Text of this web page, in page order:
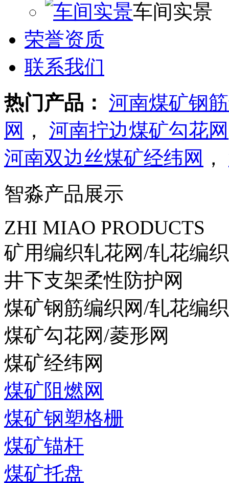
车间实景
荣誉资质
联系我们
热门产品： 河南煤矿钢
网 ， 河南拧边煤矿勾花网
河南双边丝煤矿经纬网 ，
智淼产品展示
ZHI MIAO PRODUCTS
矿用编织轧花网/轧花编
井下支架柔性防护网
煤矿钢筋编织网/轧花编
煤矿勾花网/菱形网
煤矿经纬网
煤矿阻燃网
煤矿钢塑格栅
煤矿锚杆
煤矿托盘